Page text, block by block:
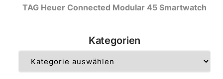
TAG Heuer Connected Modular 45 Smartwatch
Kategorien